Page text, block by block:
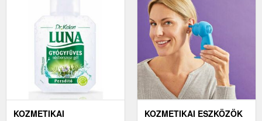
KOZMETIKAI
KOZMETIKAI ESZKÖZÖK